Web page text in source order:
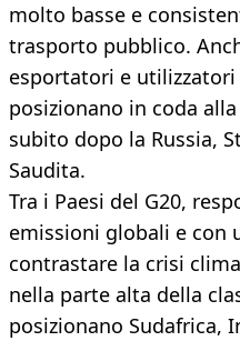
molto basse e
trasporto pubblico.
esportatori e
posizionano in coda
subito dopo la Russia,
Saudita.
Tra i Paesi del G20,
emissioni globali e con
contrastare la crisi
nella parte alta della
posizionano Sudafrica,